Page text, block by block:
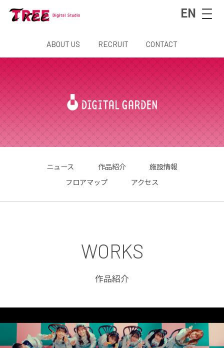
EN
ABOUT US RECRUIT CONTACT
ニュース 作品紹介
施設情報
フロアマップ
アクセス
WORKS
作品紹介